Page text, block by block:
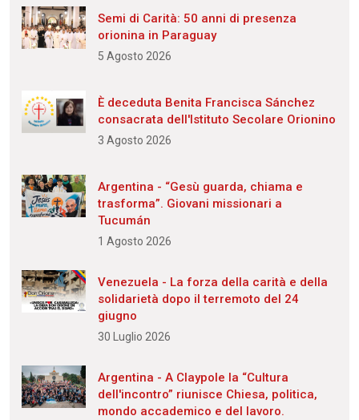
Semi di Carità: 50 anni di presenza
orionina in Paraguay
5 Agosto 2026
È deceduta Benita Francisca Sánchez
consacrata dell'Istituto Secolare Orionino
3 Agosto 2026
Argentina - “Gesù guarda, chiama e
trasforma”. Giovani missionari a
Tucumán
1 Agosto 2026
Venezuela - La forza della carità e della
solidarietà dopo il terremoto del 24
giugno
30 Luglio 2026
Argentina - A Claypole la “Cultura
dell'incontro” riunisce Chiesa, politica,
mondo accademico e del lavoro.